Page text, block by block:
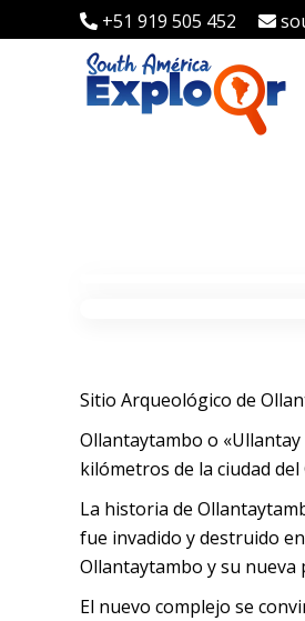
+51 919 505 452
Sitio Arqueológico de
Ollantaytambo o
kilómetros de la ciudad del
La historia de
fue invadido y destruido
Ollantaytambo y su nueva
El nuevo complejo se